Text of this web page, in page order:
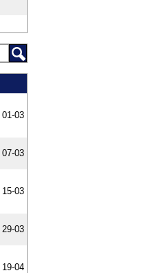
01-03
07-03
15-03
29-03
19-04